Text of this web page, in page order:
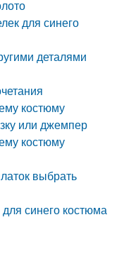
для синего
деталями
костюму
или джемпер
костюму
выбрать
синего костюма